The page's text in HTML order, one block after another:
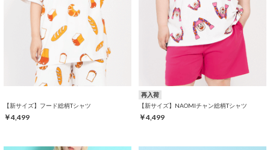
【新サイズ】フード総柄Tシャツ
￥4,499
再入荷
【新サイズ】NAOMIチャン総柄Tシャツ
￥4,499